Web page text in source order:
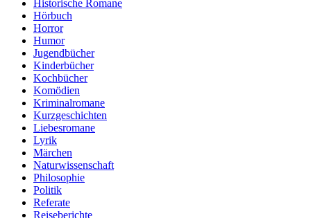
Historische Romane
Hörbuch
Horror
Humor
Jugendbücher
Kinderbücher
Kochbücher
Komödien
Kriminalromane
Kurzgeschichten
Liebesromane
Lyrik
Märchen
Naturwissenschaft
Philosophie
Politik
Referate
Reiseberichte